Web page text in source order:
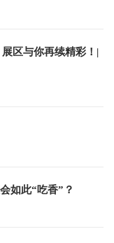
区与你再续精彩！|
如此“吃香”？